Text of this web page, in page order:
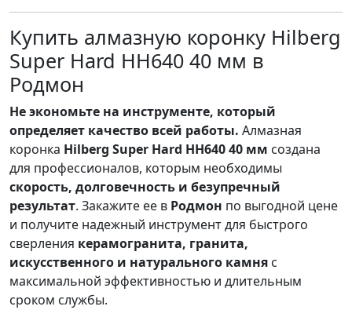
Купить алмазную коронку Hilberg
Super Hard HH640 40 мм в
Родмон
Не экономьте на инструменте, который
определяет качество всей работы. Алмазная
коронка Hilberg Super Hard HH640 40 мм создана
для профессионалов, которым необходимы
скорость, долговечность и безупречный
результат. Закажите ее в Родмон по выгодной цене
и получите надежный инструмент для быстрого
сверления керамогранита, гранита,
искусственного и натурального камня с
максимальной эффективностью и длительным
сроком службы.